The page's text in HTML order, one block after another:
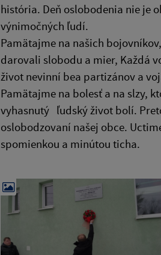
história. Deň oslobodenia nie je
výnimočných ľudí.
Pamätajme na našich
darovali slobodu a mier, Každá
život nevinní bea partizánov a
Pamätajme na bolesť a na slzy,
vyhasnutý ľudský život bolí.
oslobodzovaní našej obce.
spomienkou a minútou ticha.